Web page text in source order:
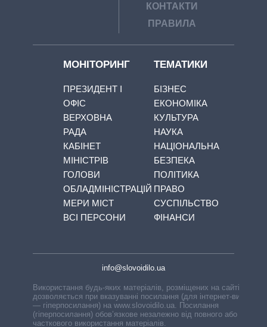
КОНТАКТИ
ПРАВИЛА
МОНІТОРИНГ
ПРЕЗИДЕНТ І
ОФІС
ВЕРХОВНА
РАДА
КАБІНЕТ
МІНІСТРІВ
ГОЛОВИ
ОБЛАДМІНІСТРАЦІЙ
МЕРИ МІСТ
ВСІ ПЕРСОНИ
ТЕМАТИКИ
БІЗНЕС
ЕКОНОМІКА
КУЛЬТУРА
НАУКА
НАЦІОНАЛЬНА
БЕЗПЕКА
ПОЛІТИКА
ПРАВО
СУСПІЛЬСТВО
ФІНАНСИ
info@slovoidilo.ua
Використання будь-яких матеріалів, розміщених на сайті,
дозволяється при вказуванні посилання (для інтернет-видань
— гіперпосилання) на www.slovoidilo.ua. Посилання
(гіперпосилання) обов’язкове незалежно від повного або
часткового використання матеріалів.